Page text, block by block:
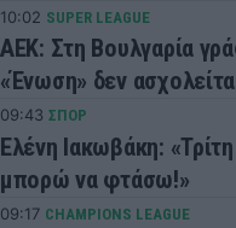
10:02 SUPER LEAGUE
ΑΕΚ: Στη Βουλγαρία
«Ένωση» δεν
09:43 ΣΠΟΡ
Ελένη Ιακωβάκη:
μπορώ να φτάσω!»
09:17 CHAMPIONS LEAGUE